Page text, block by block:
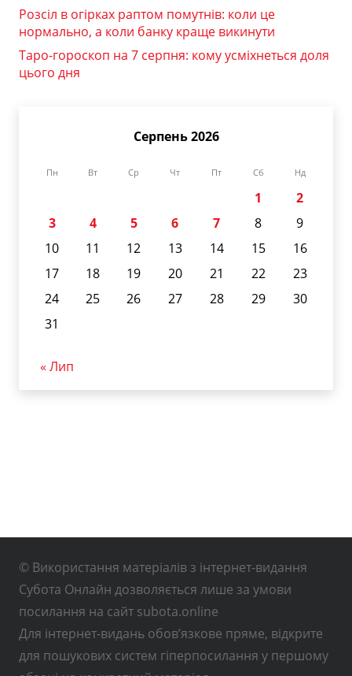
Розсіл в огірках раптом помутнів: коли це
нормально, а коли банку краще викинути
Таро-гороскоп на 7 серпня: кому усміхнеться доля
цього дня
Серпень 2026
Пн Вт Ср Чт Пт Сб Нд
1
2
3
4 5 6 7 8
9
10
11 12 13 14 15
16
17
18 19 20 21 22
23
24
25 26 27 28 29
30
31
« Лип
© Використання матеріалів з інтернет-видання
Субота Онлайн дозволяється лише за умови
посилання на сайт subota.online
Для інтернет-видань обов’язкове пряме, відкрите
для пошукових систем гіперпосилання у першому